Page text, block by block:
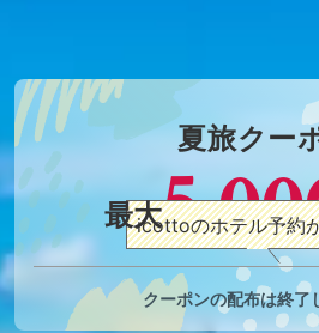
icottoのホテル予約
夏旅クー
クーポンの配布は終了